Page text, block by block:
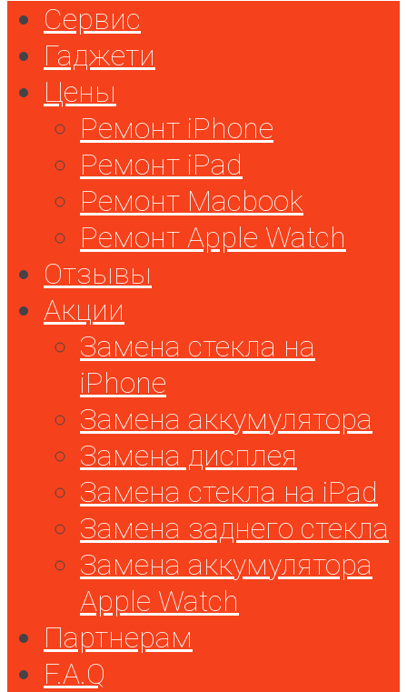
Сервис
Гаджети
Цены
Ремонт iPhone
Ремонт iPad
Ремонт Macbook
Ремонт Apple Watch
Отзывы
Акции
Замена стекла на
iPhone
Замена аккумулятора
Замена дисплея
Замена стекла на iPad
Замена заднего стекла
Замена аккумулятора
Apple Watch
Партнерам
F.A.Q